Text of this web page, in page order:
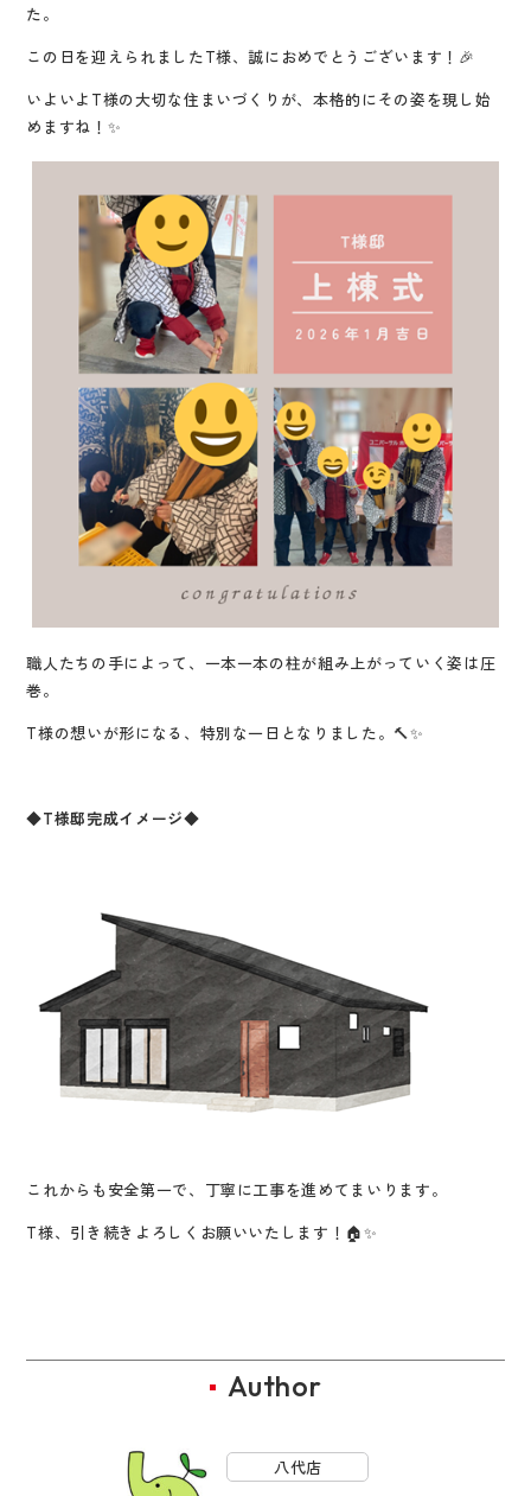
た。
この日を迎えられましたT様、誠におめでとうございます！🎉
いよいよT様の大切な住まいづくりが、本格的にその姿を現し始
めますね！✨
職人たちの手によって、一本一本の柱が組み上がっていく姿は圧
巻。
T様の想いが形になる、特別な一日となりました。🔨✨
◆T様邸完成イメージ◆
これからも安全第一で、丁寧に工事を進めてまいります。
T様、引き続きよろしくお願いいたします！🏠✨
Author
八代店